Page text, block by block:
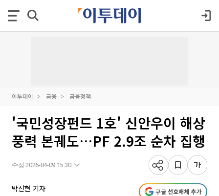
이투데이 금융 금융정책
'국민성장펀드 1호' 신안우이 해상
풍력 본궤도…PF 2.9조 순차 집행
수정 2026-04-09 15:30
박선현 기자 구글 선호매체 추가